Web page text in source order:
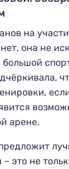
на
она не
арене.
это не